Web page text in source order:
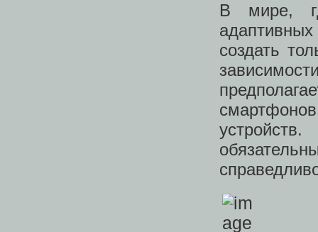
В мире,
создать